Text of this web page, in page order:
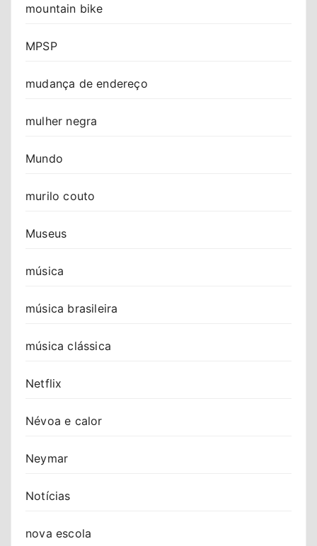
mountain bike
MPSP
mudança de endereço
mulher negra
Mundo
murilo couto
Museus
música
música brasileira
música clássica
Netflix
Névoa e calor
Neymar
Notícias
nova escola